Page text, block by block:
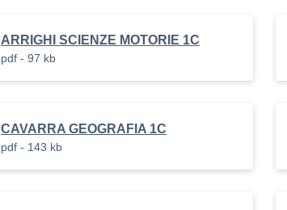
ARRIGHI SCIENZE MOTORIE 1C
pdf - 97 kb
CAVARRA GEOGRAFIA 1C
pdf - 143 kb